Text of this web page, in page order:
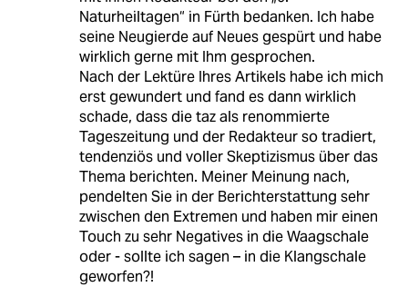
Naturheiltagen“ in Fürth bedanken. Ich habe
seine Neugierde auf Neues gespürt und habe
wirklich gerne mit Ihm gesprochen.
Nach der Lektüre Ihres Artikels habe ich mich
erst gewundert und fand es dann wirklich
schade, dass die taz als renommierte
Tageszeitung und der Redakteur so tradiert,
tendenziös und voller Skeptizismus über das
Thema berichten. Meiner Meinung nach,
pendelten Sie in der Berichterstattung sehr
zwischen den Extremen und haben mir einen
Touch zu sehr Negatives in die Waagschale
oder - sollte ich sagen – in die Klangschale
geworfen?!